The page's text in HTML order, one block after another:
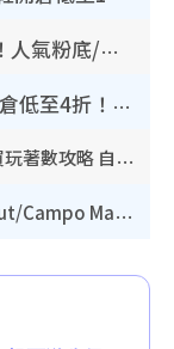
CHANEL美妝限時減價低至3折！人氣粉底/唇膏/精華液低至$275！COCO香水都有平
開倉優惠｜尖沙咀名牌行李箱開倉低至4折！一連5日 American Tourister/ace./Hallmark $200起！
【8月生日優惠2026】全港85大食買玩著數攻略 自助餐/火鍋放題同行免費＋誠品/DONKI送現金券
開倉優惠｜銅鑼灣時代廣場Doughnut/Campo Marzio開倉低至1折！背囊、書包、手袋劈價$200起